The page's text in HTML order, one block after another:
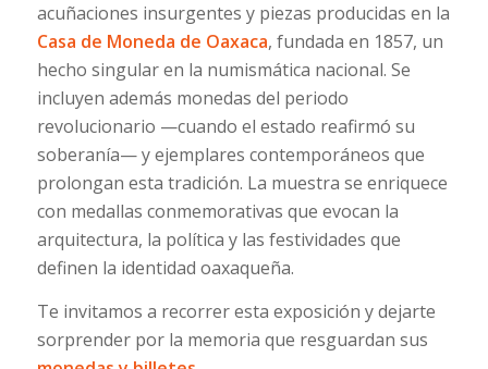
acuñaciones insurgentes y piezas producidas en la
Casa de Moneda de Oaxaca, fundada en 1857, un
hecho singular en la numismática nacional. Se
incluyen además monedas del periodo
revolucionario —cuando el estado reafirmó su
soberanía— y ejemplares contemporáneos que
prolongan esta tradición. La muestra se enriquece
con medallas conmemorativas que evocan la
arquitectura, la política y las festividades que
definen la identidad oaxaqueña.
Te invitamos a recorrer esta exposición y dejarte
sorprender por la memoria que resguardan sus